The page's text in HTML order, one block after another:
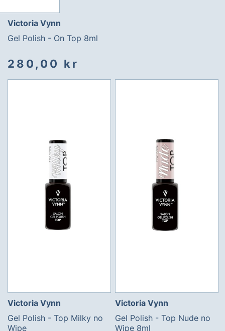
Victoria Vynn
Gel Polish - On Top 8ml
280,00 kr
Victoria Vynn
Gel Polish - Top Milky no
Wipe
Victoria Vynn
Gel Polish - Top Nude no
Wipe 8ml